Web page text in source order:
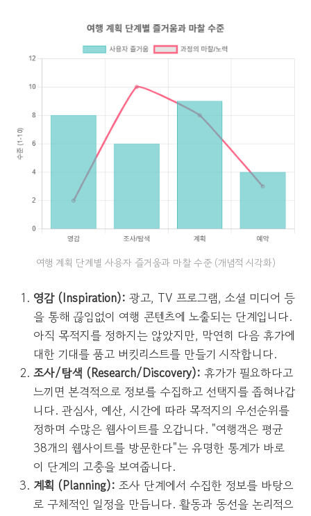
여행 계획 단계별 사용자 즐거움과 마찰 수준 (개념적 시각화)
영감 (Inspiration): 광고, TV 프로그램, 소셜 미디어 등
을 통해 끊임없이 여행 콘텐츠에 노출되는 단계입니다.
아직 목적지를 정하지는 않았지만, 막연히 다음 휴가에
대한 기대를 품고 버킷리스트를 만들기 시작합니다.
조사/탐색 (Research/Discovery): 휴가가 필요하다고
느끼면 본격적으로 정보를 수집하고 선택지를 좁혀나갑
니다. 관심사, 예산, 시간에 따라 목적지의 우선순위를
정하며 수많은 웹사이트를 오갑니다. "여행객은 평균
38개의 웹사이트를 방문한다"는 유명한 통계가 바로
이 단계의 고충을 보여줍니다.
계획 (Planning): 조사 단계에서 수집한 정보를 바탕으
로 구체적인 일정을 만듭니다. 활동과 동선을 논리적으